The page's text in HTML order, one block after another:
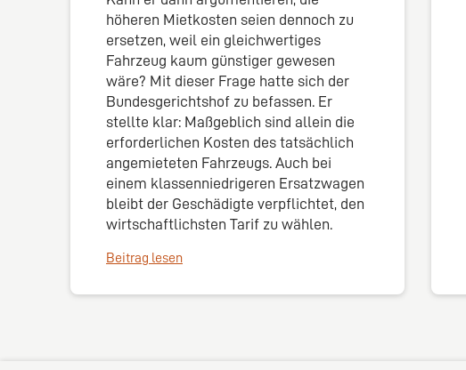
höheren Mietkosten seien dennoch zu
ersetzen, weil ein gleichwertiges
Fahrzeug kaum günstiger gewesen
wäre? Mit dieser Frage hatte sich der
Bundesgerichtshof zu befassen. Er
stellte klar: Maßgeblich sind allein die
erforderlichen Kosten des tatsächlich
angemieteten Fahrzeugs. Auch bei
einem klassenniedrigeren Ersatzwagen
bleibt der Geschädigte verpflichtet, den
wirtschaftlichsten Tarif zu wählen.
Beitrag lesen